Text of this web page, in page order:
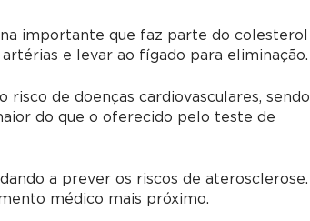
importante que faz parte do colesterol
e levar ao fígado para eliminação.
de doenças cardiovasculares, sendo
do que o oferecido pelo teste de
a prever os riscos de aterosclerose.
médico mais próximo.